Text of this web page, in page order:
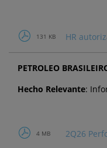
131 KB HR
PETROLEO
Hecho Relevante:
4 MB 2Q26